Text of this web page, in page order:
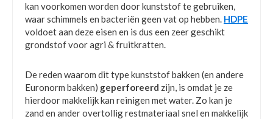
kan voorkomen worden door kunststof te gebruiken,
waar schimmels en bacteriën geen vat op hebben. HDPE
voldoet aan deze eisen en is dus een zeer geschikt
grondstof voor agri & fruitkratten.
De reden waarom dit type kunststof bakken (en andere
Euronorm bakken) geperforeerd zijn, is omdat je ze
hierdoor makkelijk kan reinigen met water. Zo kan je
zand en ander overtollig restmateriaal snel en makkelijk